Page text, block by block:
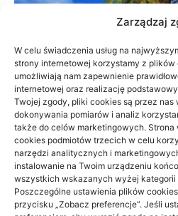
Zarządzaj
W celu świadczenia usług na
strony internetowej korzystamy z
umożliwiają nam zapewnienie
internetowej oraz realizację
Twojej zgody, pliki cookies są przez
dokonywania pomiarów i analiz
także do celów marketingowych.
cookies podmiotów trzecich w celu
narzędzi analitycznych i
instalowanie na Twoim urządzeniu
wszystkich wskazanych wyżej
Poszczególne ustawienia plików
przycisku „Zobacz preferencje”. Jeśli
Beskid Śląski:
dzień — wybór trasy